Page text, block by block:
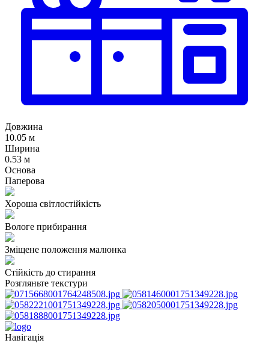
Довжина
10.05 м
Ширина
0.53 м
Основа
Паперова
Хороша світлостійкість
Вологе прибирання
Зміщене положення малюнка
Стійкість до стирання
Розгляньте текстури
Навігація